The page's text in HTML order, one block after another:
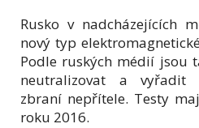
Rusko v nadcházejících
nový typ
Podle ruských médií jsou
neutralizovat a vyřadit
zbraní nepřítele. Testy
roku 2016.